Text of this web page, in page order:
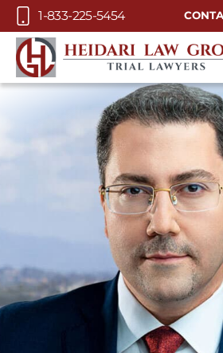
Skip to Main
1-833-225-5454